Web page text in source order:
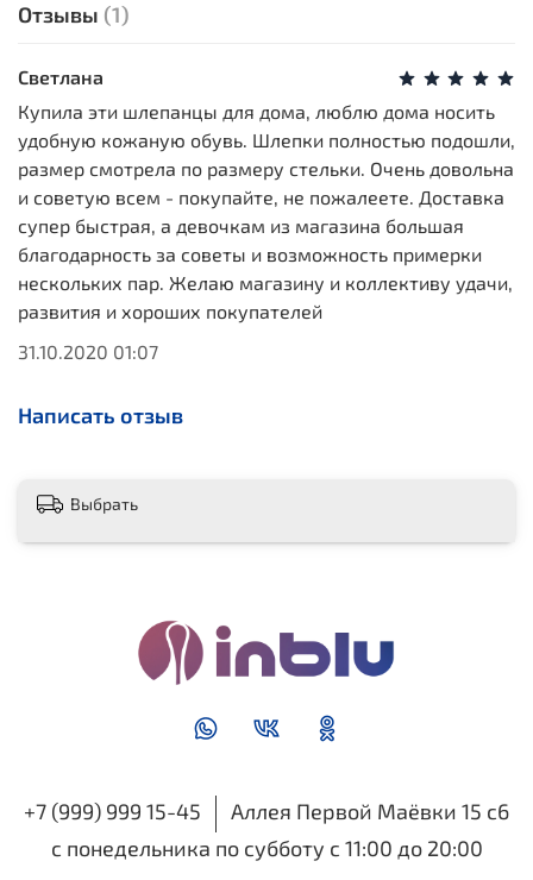
Отзывы (1)
Светлана
Купила эти шлепанцы для дома, люблю дома носить
удобную кожаную обувь. Шлепки полностью подошли,
размер смотрела по размеру стельки. Очень довольна
и советую всем - покупайте, не пожалеете. Доставка
супер быстрая, а девочкам из магазина большая
благодарность за советы и возможность примерки
нескольких пар. Желаю магазину и коллективу удачи,
развития и хороших покупателей
31.10.2020 01:07
Написать отзыв
Выбрать
+7 (999) 999 15-45
Аллея Первой Маёвки 15 с6
с понедельника по субботу с 11:00 до 20:00